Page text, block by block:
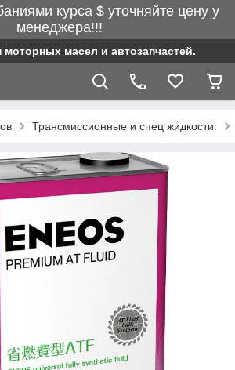
курса $ уточняйте цену у
менеджера!!!
моторных масел и автозапчастей.
Трансмиссионные и спец жидкости.